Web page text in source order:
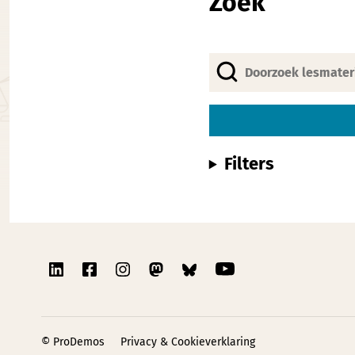
Filters
© ProDemos Privacy & Cookieverklaring